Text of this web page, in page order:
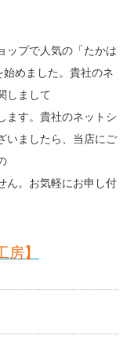
ップで人気の「たかは
めました。貴社のネ
しまして
ます。貴社のネットシ
いましたら、当店にご
ん。お気軽にお申し付
房】